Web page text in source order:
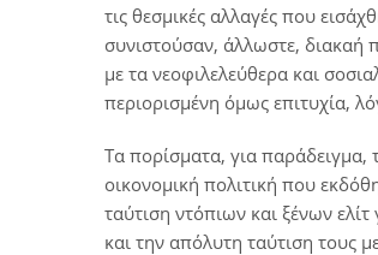
τις θεσμικές αλλαγές που
συνιστούσαν, άλλωστε, διακαή
με τα νεοφιλελεύθερα και
περιορισμένη όμως επιτυχία,
Τα πορίσματα, για παράδειγμα,
οικονομική πολιτική που
ταύτιση ντόπιων και ξένων
και την απόλυτη ταύτιση τους